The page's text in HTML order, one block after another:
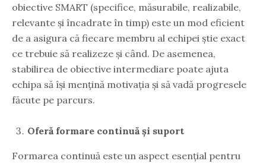
obiective SMART (specifice, măsurabile, realizabile,
relevante și încadrate în timp) este un mod eficient
de a asigura că fiecare membru al echipei știe exact
ce trebuie să realizeze și când. De asemenea,
stabilirea de obiective intermediare poate ajuta
echipa să își mențină motivația și să vadă progresele
făcute pe parcurs.
Oferă formare continuă și suport
Formarea continuă este un aspect esențial pentru